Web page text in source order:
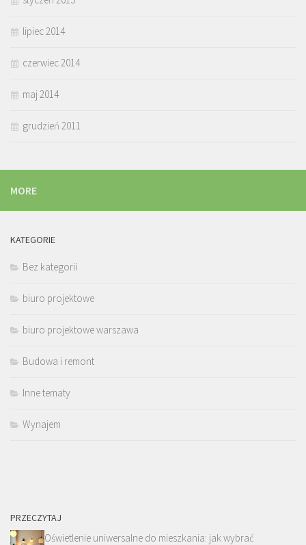
lipiec 2014
czerwiec 2014
maj 2014
grudzień 2011
MORE
KATEGORIE
Bez kategorii
biuro projektowe
biuro projektowe warszawa
Budowa i remont
Inne tematy
Wynajem
PRZECZYTAJ
Oświetlenie uniwersalne do mieszkania: jak wybrać